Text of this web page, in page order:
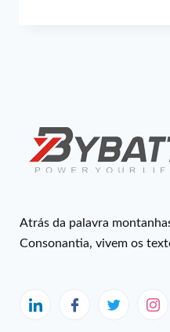
Atrás da palavra
Consonantia, vivem os